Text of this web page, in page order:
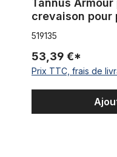
Tannus
519135
53,39 €*
Prix TTC, frais de